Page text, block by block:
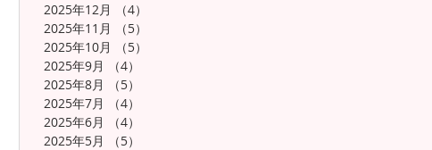
2025年12月
（4）
2025年11月
（5）
2025年10月
（5）
2025年9月
（4）
2025年8月
（5）
2025年7月
（4）
2025年6月
（4）
2025年5月
（5）